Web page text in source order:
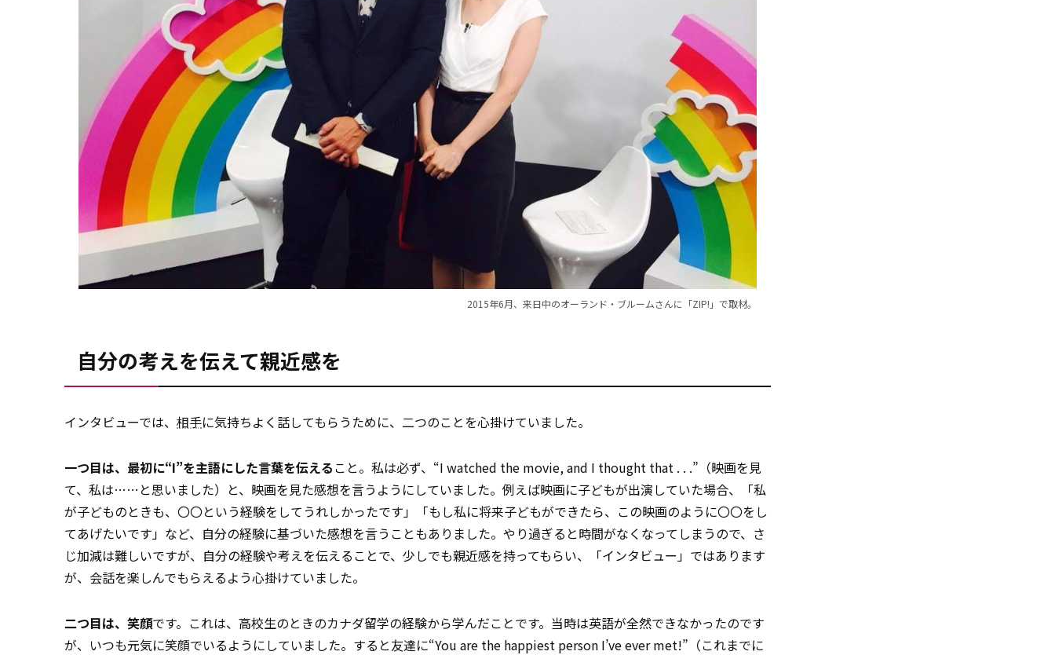
2015年6月、来日中のオーランド・ブルームさんに「ZIP!」で取材。
自分の考えを伝えて親近感を
インタビューでは、 相手に気持ちよく話してもらうために、二つのことを心掛けていました。
一つ目は、最初に“I”を主語にした言葉を伝えること。私は必ず、“I watched the movie, and I thought that . . .”（映画を見
て、私は……と思いました）と、映画を見た感想を言うようにしていました。例えば映画に子どもが出演していた場合、「私
が子どものときも、〇〇という経験をしてうれしかったです」「もし私に将来子どもができたら、この映画のように〇〇をし
てあげたいです」など、自分の経験に基づいた感想を言うこともありました。やり過ぎると時間がなくなってしまうので、さ
じ加減は難しいですが、自分の経験や考えを伝えることで、少しでも親近感を持ってもらい、「インタビュー」ではあります
が、会話を楽しんでもらえるよう心掛けていました。
二つ目は、笑顔です。これは、高校生のときのカナダ留学の経験から学んだことです。当時は英語が全然できなかったのです
が、いつも元気に笑顔でいるようにしていました。すると友達に“You are the happiest person I’ve ever met!”（これまでに